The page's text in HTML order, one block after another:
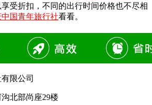
受折扣，不同的出行时间价格也不尽相
国青年旅行社看看。
限公司
北部尚座29楼